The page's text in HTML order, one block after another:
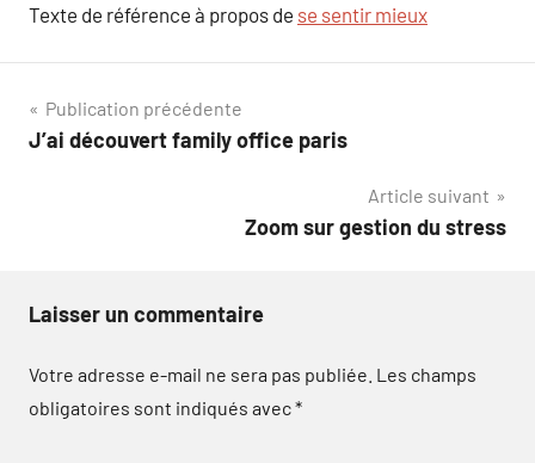
Texte de référence à propos de se sentir mieux
Navigation
de
Publication précédente
J’ai découvert family office paris
Article suivant
Zoom sur gestion du stress
Laisser un commentaire
Votre adresse e-mail ne sera pas publiée. Les champs
obligatoires sont indiqués avec*